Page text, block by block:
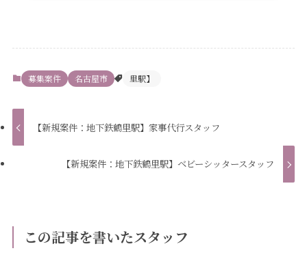
募集案件 名古屋市 里駅】
【新規案件：地下鉄鶴里駅】家事代行スタッフ
【新規案件：地下鉄鶴里駅】ベビーシッタースタッフ
この記事を書いたスタッフ